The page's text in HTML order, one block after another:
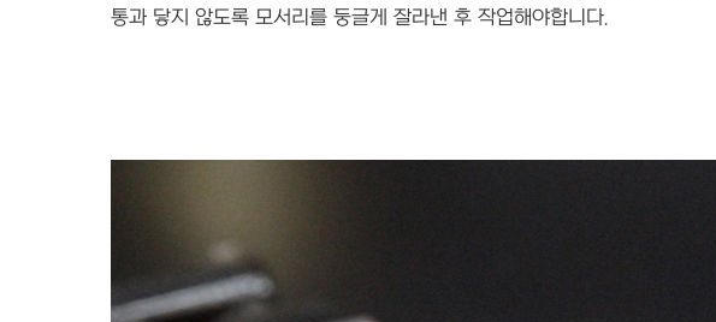
통과 닿지 않도록 모서리를 둥글게 잘라낸 후 작업해야합니다.